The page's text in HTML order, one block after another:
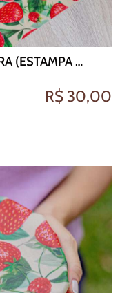
PANO DE CERA VEGANO EXTRA (ESTAMPA MORANGO 50X48)
R$ 30,00